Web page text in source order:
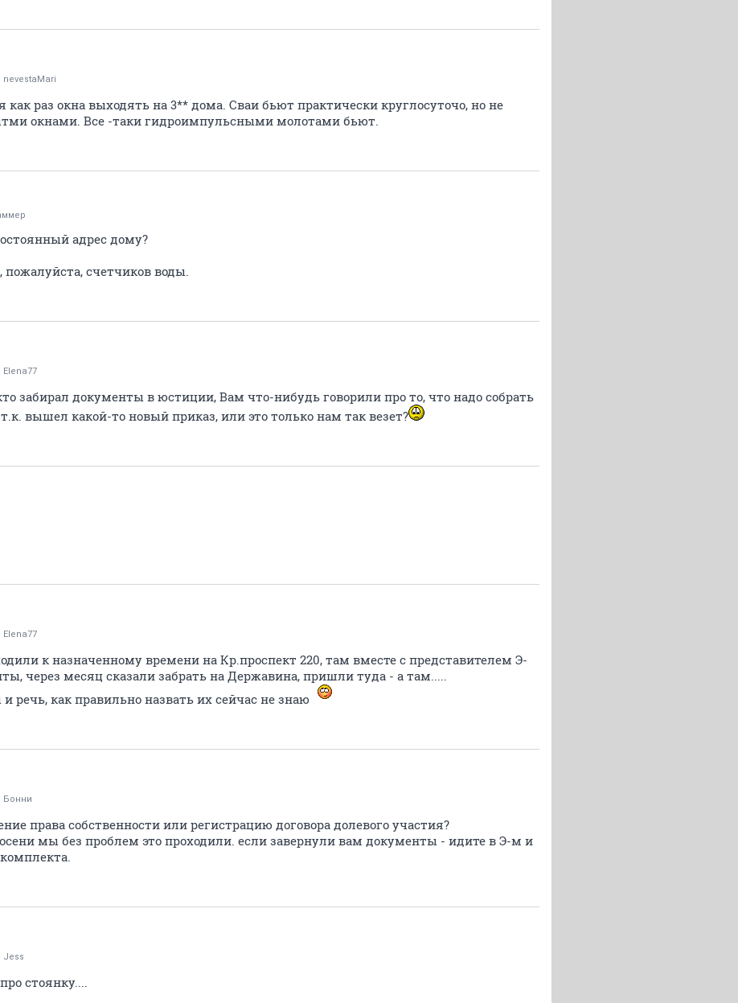
nevestaMari
раз окна выходять на 3** дома. Сваи бьют практически круглосуточо, но не
окнами. Все -таки гидроимпульсными молотами бьют.
адрес дому?
счетчиков воды.
Elena77
забирал документы в юстиции, Вам что-нибудь говорили про то, что надо собрать
вышел какой-то новый приказ, или это только нам так везет?
Elena77
к назначенному времени на Кр.проспект 220, там вместе с представителем Э-
через месяц сказали забрать на Державина, пришли туда - а там.....
речь, как правильно назвать их сейчас не знаю
Бонни
права собственности или регистрацию договора долевого участия?
мы без проблем это проходили. если завернули вам документы - идите в Э-м и
Jess
стоянку....